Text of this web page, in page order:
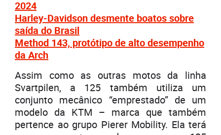
2024
Harley-Davidson desmente boatos sobre
saída do Brasil
Method 143, protótipo de alto desempenho
da Arch
Assim como as outras motos da linha
Svartpilen, a 125 também utiliza um
conjunto mecânico “emprestado” de um
modelo da KTM – marca que também
pertence ao grupo Pierer Mobility. Ela terá